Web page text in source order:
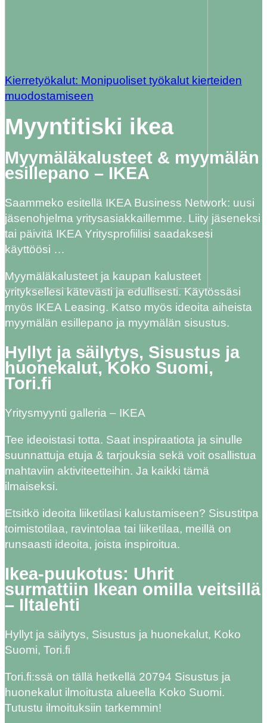
Kierretyökalut: Monipuoliset työkalut kierteiden
muodostamiseen
Myyntitiski ikea
Myymäläkalusteet & myymälän
esillepano – IKEA
Saammeko esitellä IKEA Business Network: uusi
jäsenohjelma yritysasiakkaillemme. Liity jäseneksi
tai päivitä IKEA Yritysprofiilisi saadaksesi
käyttöösi …
Myymäläkalusteet ja kaupan kalusteet
yrityksellesi kätevästi ja edullisesti. Käytössäsi
myös IKEA Leasing. Katso myös ideoita aiheista
myymälän esillepano ja myymälän sisustus.
Hyllyt ja säilytys, Sisustus ja
huonekalut, Koko Suomi,
Tori.fi
Yritysmyynti galleria – IKEA
Tee ideoistasi totta. Saat inspiraatiota ja sinulle
suunnattuja etuja & tarjouksia sekä voit osallistua
mahtaviin aktiviteetteihin. Ja kaikki tämä
ilmaiseksi.
Etsitkö ideoita liiketilasi kalustamiseen? Sisustitpa
toimistotilaa, ravintolaa tai liiketilaa, meillä on
runsaasti ideoita, joista inspiroitua.
Ikea-puukotus: Uhrit
surmattiin Ikean omilla veitsillä
– Iltalehti
Hyllyt ja säilytys, Sisustus ja huonekalut, Koko
Suomi, Tori.fi
Tori.fi:ssä on tällä hetkellä 20794 Sisustus ja
huonekalut ilmoitusta alueella Koko Suomi.
Tutustu ilmoituksiin tarkemmin!